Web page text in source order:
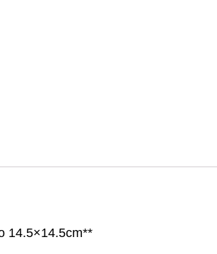
14.5×14.5cm**